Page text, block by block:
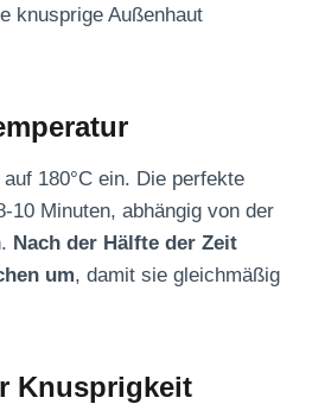
knusprige Außenhaut
180°C ein. Die perfekte
10 Minuten, abhängig von der
Nach der Hälfte der Zeit
um, damit sie gleichmäßig
Knusprigkeit